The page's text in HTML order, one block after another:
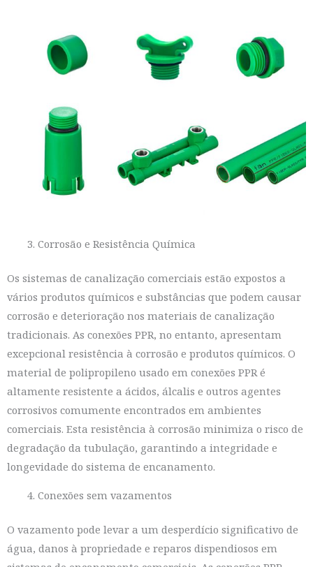
Corrosão e Resistência Química
Os sistemas de canalização comerciais estão expostos a
vários produtos químicos e substâncias que podem causar
corrosão e deterioração nos materiais de canalização
tradicionais. As conexões PPR, no entanto, apresentam
excepcional resistência à corrosão e produtos químicos. O
material de polipropileno usado em conexões PPR é
altamente resistente a ácidos, álcalis e outros agentes
corrosivos comumente encontrados em ambientes
comerciais. Esta resistência à corrosão minimiza o risco de
degradação da tubulação, garantindo a integridade e
longevidade do sistema de encanamento.
Conexões sem vazamentos
O vazamento pode levar a um desperdício significativo de
água, danos à propriedade e reparos dispendiosos em